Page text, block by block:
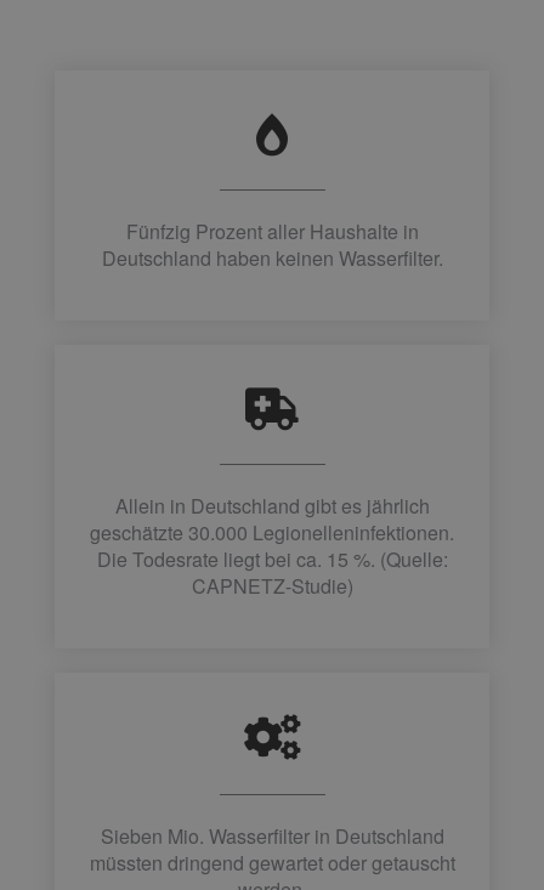
Fünfzig Prozent aller Haushalte in
Deutschland haben keinen Wasserfilter.
Allein in Deutschland gibt es jährlich
geschätzte 30.000 Legionelleninfektionen.
Die Todesrate liegt bei ca. 15 %. (Quelle:
CAPNETZ-Studie)
Sieben Mio. Wasserfilter in Deutschland
müssten dringend gewartet oder getauscht